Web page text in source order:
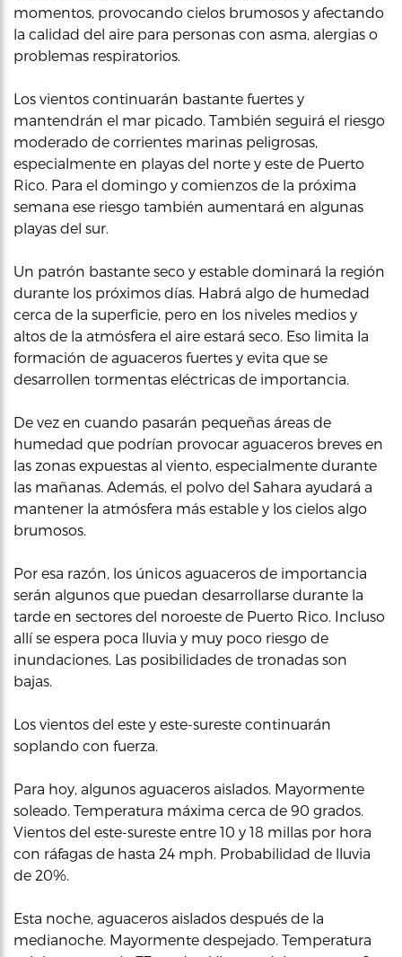
momentos, provocando cielos brumosos y afectando
la calidad del aire para personas con asma, alergias o
problemas respiratorios.
Los vientos continuarán bastante fuertes y
mantendrán el mar picado. También seguirá el riesgo
moderado de corrientes marinas peligrosas,
especialmente en playas del norte y este de Puerto
Rico. Para el domingo y comienzos de la próxima
semana ese riesgo también aumentará en algunas
playas del sur.
Un patrón bastante seco y estable dominará la región
durante los próximos días. Habrá algo de humedad
cerca de la superficie, pero en los niveles medios y
altos de la atmósfera el aire estará seco. Eso limita la
formación de aguaceros fuertes y evita que se
desarrollen tormentas eléctricas de importancia.
De vez en cuando pasarán pequeñas áreas de
humedad que podrían provocar aguaceros breves en
las zonas expuestas al viento, especialmente durante
las mañanas. Además, el polvo del Sahara ayudará a
mantener la atmósfera más estable y los cielos algo
brumosos.
Por esa razón, los únicos aguaceros de importancia
serán algunos que puedan desarrollarse durante la
tarde en sectores del noroeste de Puerto Rico. Incluso
allí se espera poca lluvia y muy poco riesgo de
inundaciones. Las posibilidades de tronadas son
bajas.
Los vientos del este y este-sureste continuarán
soplando con fuerza.
Para hoy, algunos aguaceros aislados. Mayormente
soleado. Temperatura máxima cerca de 90 grados.
Vientos del este-sureste entre 10 y 18 millas por hora
con ráfagas de hasta 24 mph. Probabilidad de lluvia
de 20%.
Esta noche, aguaceros aislados después de la
medianoche. Mayormente despejado. Temperatura